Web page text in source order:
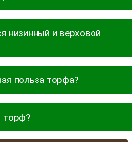
низинный и верховой
польза торфа?
торф?